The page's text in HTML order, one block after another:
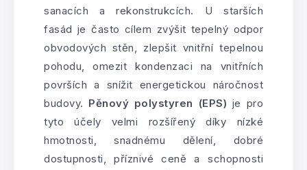
sanacích a rekonstrukcích. U starších
fasád je často cílem zvýšit tepelný odpor
obvodových stěn, zlepšit vnitřní tepelnou
pohodu, omezit kondenzaci na vnitřních
površích a snížit energetickou náročnost
budovy. Pěnový polystyren (EPS) je pro
tyto účely velmi rozšířený díky nízké
hmotnosti, snadnému dělení, dobré
dostupnosti, příznivé ceně a schopnosti